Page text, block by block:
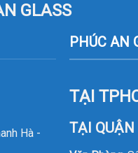
GLASS
Hà -
PHÚC AN
TẠI
TẠI QUẬN